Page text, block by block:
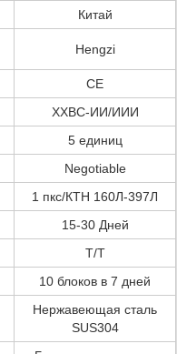
Китай
Hengzi
CE
ХХВС-ИИ/ИИИ
5 единиц
Negotiable
1 пкс/КТН 160Л-397Л
15-30 Дней
T/T
10 блоков в 7 дней
Нержавеющая сталь
SUS304